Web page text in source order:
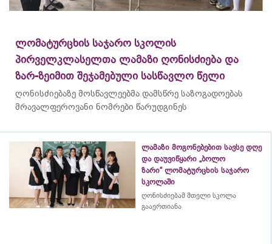
ლომატურცხის საჯარო სკოლის
პირველკლასელთა ლამაზი ღონისძიება და
ზარ-ზეიმით შეჯამებული სასწავლო წელი
ღონისძიებაზე მოსწავლეებმა დამსწრე საზოგადოებას
მრავალფეროვანი ნომრები წარუდგინეს
ლამაზი მოგონებებით სავსე დღე
და დაუვიწყარი „ბოლო
ზარი“ ლომატურცხის საჯარო
სკოლაში
ღონისძიებამ მთელი სკოლა
გააერთიანა